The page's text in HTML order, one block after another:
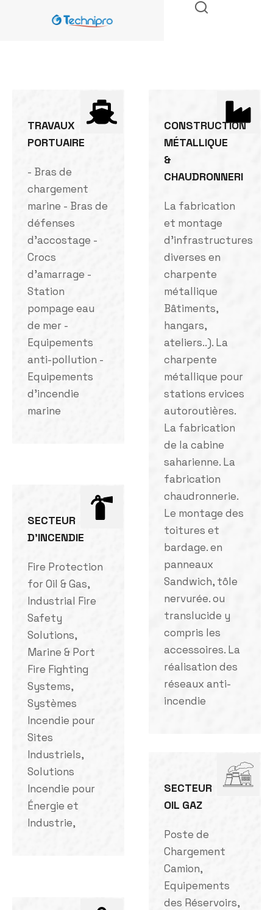
TRAVAUX
PORTUAIRE
- Bras de
chargement
marine - Bras de
défenses
d'accostage -
Crocs
d'amarrage -
Station
pompage eau
de mer -
Equipements
anti-pollution -
Equipements
d'incendie
marine
SECTEUR
D'INCENDIE
Fire Protection
for Oil & Gas,
Industrial Fire
Safety
Solutions,
Marine & Port
Fire Fighting
Systems,
Systèmes
Incendie pour
Sites
Industriels,
Solutions
Incendie pour
Énergie et
Industrie,
CONSTRUCTION
MÉTALLIQUE
&
CHAUDRONNERI
La fabrication
et montage
d'infrastructures
diverses en
charpente
métallique
Bâtiments,
hangars,
ateliers..). La
charpente
métallique pour
stations ervices
autoroutières.
La fabrication
de la cabine
saharienne. La
fabrication
chaudronnerie.
Le montage des
toitures et
bardage. en
panneaux
Sandwich, tôle
nervurée. ou
translucide y
compris les
accessoires. La
réalisation des
réseaux anti-
incendie
SECTEUR
OIL GAZ
Poste de
Chargement
Camion,
Equipements
des Réservoirs,